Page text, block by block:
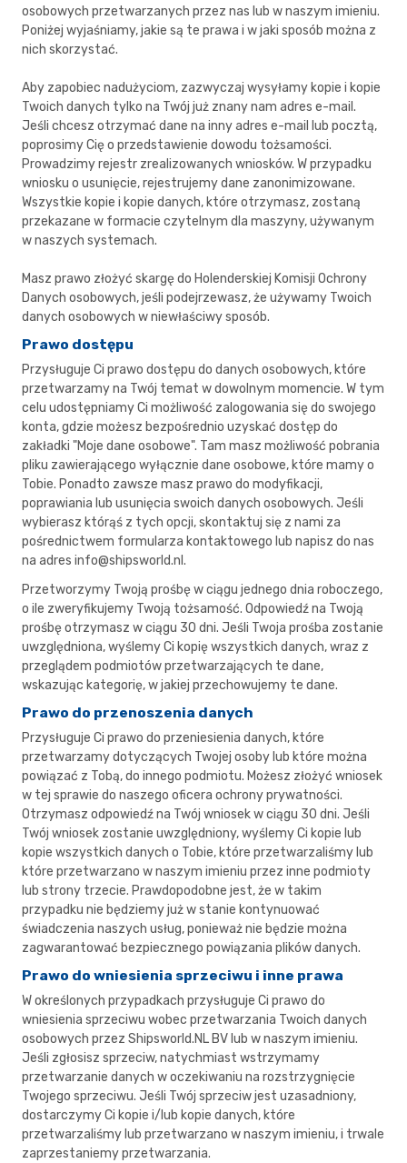
osobowych przetwarzanych przez nas lub w naszym imieniu.
Poniżej wyjaśniamy, jakie są te prawa i w jaki sposób można z
nich skorzystać.
Aby zapobiec nadużyciom, zazwyczaj wysyłamy kopie i kopie
Twoich danych tylko na Twój już znany nam adres e-mail.
Jeśli chcesz otrzymać dane na inny adres e-mail lub pocztą,
poprosimy Cię o przedstawienie dowodu tożsamości.
Prowadzimy rejestr zrealizowanych wniosków. W przypadku
wniosku o usunięcie, rejestrujemy dane zanonimizowane.
Wszystkie kopie i kopie danych, które otrzymasz, zostaną
przekazane w formacie czytelnym dla maszyny, używanym
w naszych systemach.
Masz prawo złożyć skargę do Holenderskiej Komisji Ochrony
Danych osobowych, jeśli podejrzewasz, że używamy Twoich
danych osobowych w niewłaściwy sposób.
Prawo dostępu
Przysługuje Ci prawo dostępu do danych osobowych, które
przetwarzamy na Twój temat w dowolnym momencie. W tym
celu udostępniamy Ci możliwość zalogowania się do swojego
konta, gdzie możesz bezpośrednio uzyskać dostęp do
zakładki "Moje dane osobowe". Tam masz możliwość pobrania
pliku zawierającego wyłącznie dane osobowe, które mamy o
Tobie. Ponadto zawsze masz prawo do modyfikacji,
poprawiania lub usunięcia swoich danych osobowych. Jeśli
wybierasz którąś z tych opcji, skontaktuj się z nami za
pośrednictwem formularza kontaktowego lub napisz do nas
na adres info@shipsworld.nl.
Przetworzymy Twoją prośbę w ciągu jednego dnia roboczego,
o ile zweryfikujemy Twoją tożsamość. Odpowiedź na Twoją
prośbę otrzymasz w ciągu 30 dni. Jeśli Twoja prośba zostanie
uwzględniona, wyślemy Ci kopię wszystkich danych, wraz z
przeglądem podmiotów przetwarzających te dane,
wskazując kategorię, w jakiej przechowujemy te dane.
Prawo do przenoszenia danych
Przysługuje Ci prawo do przeniesienia danych, które
przetwarzamy dotyczących Twojej osoby lub które można
powiązać z Tobą, do innego podmiotu. Możesz złożyć wniosek
w tej sprawie do naszego oficera ochrony prywatności.
Otrzymasz odpowiedź na Twój wniosek w ciągu 30 dni. Jeśli
Twój wniosek zostanie uwzględniony, wyślemy Ci kopie lub
kopie wszystkich danych o Tobie, które przetwarzaliśmy lub
które przetwarzano w naszym imieniu przez inne podmioty
lub strony trzecie. Prawdopodobne jest, że w takim
przypadku nie będziemy już w stanie kontynuować
świadczenia naszych usług, ponieważ nie będzie można
zagwarantować bezpiecznego powiązania plików danych.
Prawo do wniesienia sprzeciwu i inne prawa
W określonych przypadkach przysługuje Ci prawo do
wniesienia sprzeciwu wobec przetwarzania Twoich danych
osobowych przez Shipsworld.NL BV lub w naszym imieniu.
Jeśli zgłosisz sprzeciw, natychmiast wstrzymamy
przetwarzanie danych w oczekiwaniu na rozstrzygnięcie
Twojego sprzeciwu. Jeśli Twój sprzeciw jest uzasadniony,
dostarczymy Ci kopie i/lub kopie danych, które
przetwarzaliśmy lub przetwarzano w naszym imieniu, i trwale
zaprzestaniemy przetwarzania.